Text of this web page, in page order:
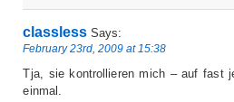
classless Says:
February 23rd, 2009 at 15:38
Tja, sie kontrollieren mich – auf fast
einmal.